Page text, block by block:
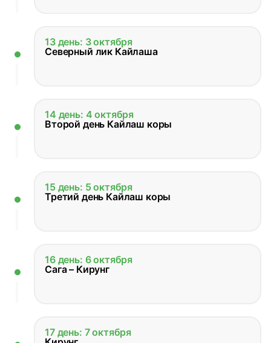
13 день: 3 октября
Северный лик Кайлаша
14 день: 4 октября
Второй день Кайлаш коры
15 день: 5 октября
Третий день Кайлаш коры
16 день: 6 октября
Сага – Кирунг
17 день: 7 октября